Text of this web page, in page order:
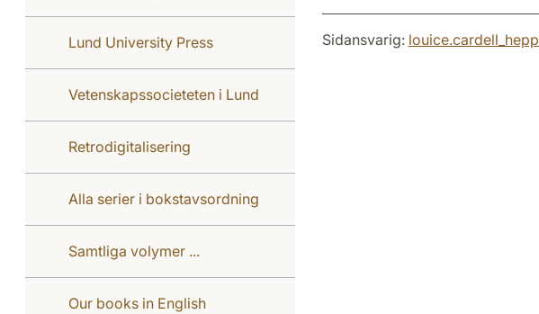
Lund University Press
Vetenskapssocieteten i Lund
Retrodigitalisering
Alla serier i bokstavsordning
Samtliga volymer ...
Our books in English
Sidansvarig: louice.cardell_hepp